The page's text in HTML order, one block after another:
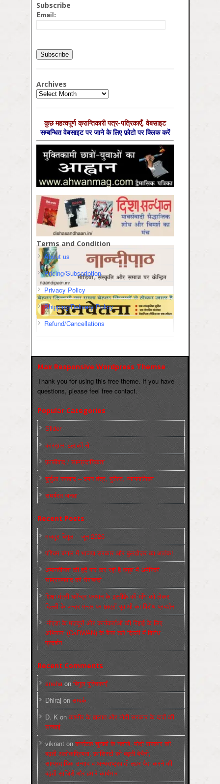
Subscribe
Email:
Archives
Archives
कुछ महत्‍वपूर्ण क्रान्तिकारी पत्र-पत्रिकाएँ, वेबसाइट
सम्‍बन्धित वेबसाइट पर जाने के लिए फ़ोटो पर क्लिक करें
Terms and Condition
About us
Pricing/Subscription
Privacy Policy
Shipping/Delivery Policy
Refund/Cancellations
Max Responsive Wordpress Themse
Thank you for using this free theme. If you have
questions, please feel free contact.
Popular Categories
Slider
कारख़ाना इलाक़ों से
फ़ासीवाद / साम्‍प्रदायिकता
बुर्जुआ जनवाद – दमन तंत्र, पुलिस, न्‍यायपालिका
संघर्षरत जनता
Recent Posts
मज़दूर बिगुल – जून 2026
पश्चिम बंगाल में भाजपा सरकार और बुलडोज़र का आतंक!
अमानवीयता की हदें पार कर रही है क्यूबा में अमेरिकी
साम्राज्यवाद की घेराबन्दी
शिक्षा मंत्री धर्मेन्द्र प्रधान के इस्तीफ़े की माँग को लेकर
दिल्ली के जन्तर-मन्तर पर छात्रों-युवाओं का विरोध प्रदर्शन
‘नोएडा के मज़दूरों और कार्यकर्ताओं की रिहाई के लिए
अभियान’ (CaRWAN) के बैनर तले दिल्ली में विरोध
प्रदर्शन
Recent Comments
sneha on बिगुल पुस्तिकाएँ
Dhiraj on सम्पर्क
D. K on कश्मीर के हालात और मोदी सरकार के दावों की
सच्चाई
vikrant onकर्नाटक चुनावों के नतीजे, मोदी सरकार की
बढ़ती अलोकप्रियता, फ़ासिस्टों की बढ़ती बेचैनी,
साम्प्रदायिक उन्माद व अन्धराष्ट्रवादी लहर पैदा करने की
बढ़ती साज़िशें और हमारे कार्यभार